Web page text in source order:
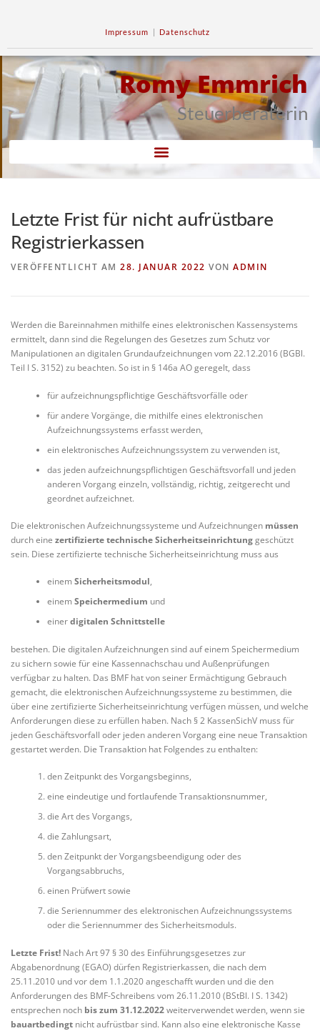
Impressum | Datenschutz
Romy Emmrich
Steuerberaterin
Letzte Frist für nicht aufrüstbare
Registrierkassen
VERÖFFENTLICHT AM 28. JANUAR 2022 VON ADMIN
Werden die Bareinnahmen mithilfe eines elektronischen Kassensystems
ermittelt, dann sind die Regelungen des Gesetzes zum Schutz vor
Manipulationen an digitalen Grundaufzeichnungen vom 22.12.2016 (BGBl.
Teil I S. 3152) zu beachten. So ist in § 146a AO geregelt, dass
für aufzeichnungspflichtige Geschäftsvorfälle oder
für andere Vorgänge, die mithilfe eines elektronischen
Aufzeichnungssystems erfasst werden,
ein elektronisches Aufzeichnungssystem zu verwenden ist,
das jeden aufzeichnungspflichtigen Geschäftsvorfall und jeden
anderen Vorgang einzeln, vollständig, richtig, zeitgerecht und
geordnet aufzeichnet.
Die elektronischen Aufzeichnungssysteme und Aufzeichnungen müssen
durch eine zertifizierte technische Sicherheitseinrichtunggeschützt
sein. Diese zertifizierte technische Sicherheitseinrichtung muss aus
einem Sicherheitsmodul,
einem Speichermedium und
einerdigitalen Schnittstelle
bestehen. Die digitalen Aufzeichnungen sind auf einem Speichermedium
zu sichern sowie für eine Kassennachschau und Außenprüfungen
verfügbar zu halten. Das BMF hat von seiner Ermächtigung Gebrauch
gemacht, die elektronischen Aufzeichnungssysteme zu bestimmen, die
über eine zertifizierte Sicherheitseinrichtung verfügen müssen, und welche
Anforderungen diese zu erfüllen haben. Nach § 2 KassenSichV muss für
jeden Geschäftsvorfall oder jeden anderen Vorgang eine neue Transaktion
gestartet werden. Die Transaktion hat Folgendes zu enthalten:
den Zeitpunkt des Vorgangsbeginns,
eine eindeutige und fortlaufende Transaktionsnummer,
die Art des Vorgangs,
die Zahlungsart,
den Zeitpunkt der Vorgangsbeendigung oder des
Vorgangsabbruchs,
einen Prüfwert sowie
die Seriennummer des elektronischen Aufzeichnungssystems
oder die Seriennummer des Sicherheitsmoduls.
Letzte Frist! Nach Art 97 § 30 des Einführungsgesetzes zur
Abgabenordnung (EGAO) dürfen Registrierkassen, die nach dem
25.11.2010 und vor dem 1.1.2020 angeschafft wurden und die den
Anforderungen des BMF-Schreibens vom 26.11.2010 (BStBl. I S. 1342)
entsprechen noch bis zum 31.12.2022weiterverwendet werden, wenn sie
bauartbedingt nicht aufrüstbar sind. Kann also eine elektronische Kasse